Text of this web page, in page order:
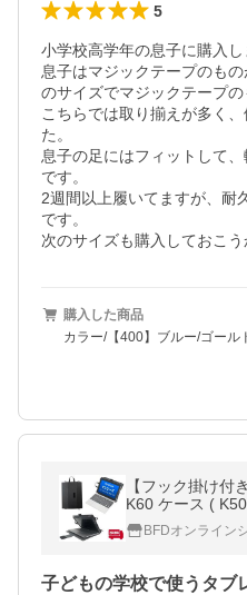
5
小学校高学年の息子に購入し
息子はマジックテープのも
のサイズでマジックテープの
こちらでは取り揃えが多く
た。
息子の足にはフィットして
です。
2週間以上履いてますが、耐
です。
次のサイズも購入しておこう
購入した商品
カラー/【400】ブルー/ゴール
【フック掛け付
K60 ケース (
ドベルト ストラ
モート学習
BFDオンライン
子どもの学校で使うタ